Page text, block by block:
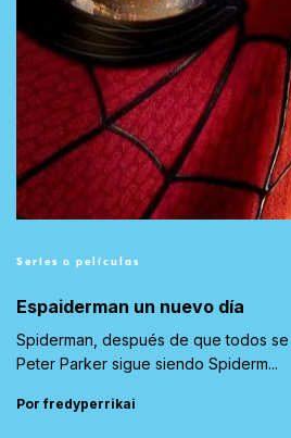
Series o películas
Espaiderman un nuevo día
Spiderman, después de que todos
Peter Parker sigue siendo Spiderm...
Por fredyperrikai